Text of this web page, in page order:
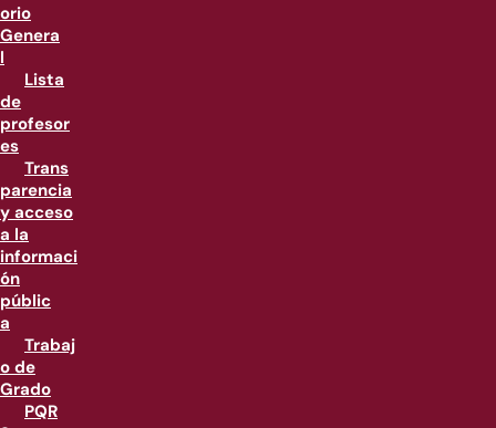
orio
Genera
l
Lista
de
profesor
es
Trans
parencia
y acceso
a la
informaci
ón
públic
a
Trabaj
o de
Grado
PQR